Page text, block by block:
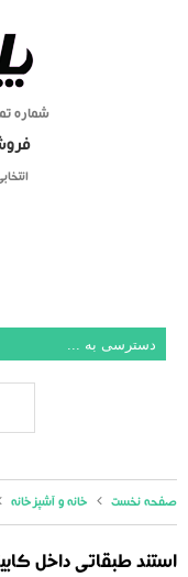
شماره
صفحه نخست خانه و آشپزخانه
استند طبقاتی داخل